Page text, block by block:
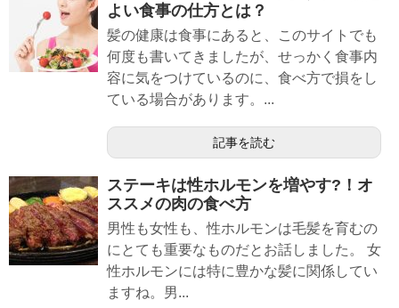
よい食事の仕方とは？
髪の健康は食事にあると、このサイトでも
何度も書いてきましたが、せっかく食事内
容に気をつけているのに、食べ方で損をし
ている場合があります。...
記事を読む
ステーキは性ホルモンを増やす?！オ
ススメの肉の食べ方
男性も女性も、性ホルモンは毛髪を育むの
にとても重要なものだとお話しました。 女
性ホルモンには特に豊かな髪に関係してい
ますね。男...